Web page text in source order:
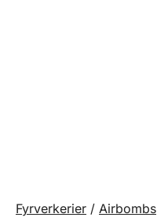
Fyrverkerier / Airbombs